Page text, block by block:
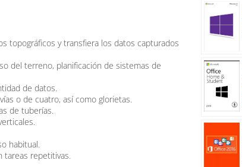
topográficos y transfiera los datos capturados
del terreno, planificación de sistemas de
de datos.
o de cuatro, así como glorietas.
de tuberías.
habitual.
tareas repetitivas.